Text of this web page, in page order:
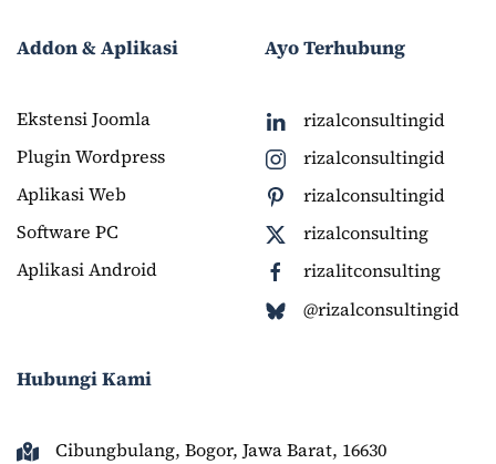
Addon & Aplikasi
Ekstensi Joomla
Plugin Wordpress
Aplikasi Web
Software PC
Aplikasi Android
Ayo Terhubung
rizalconsultingid
rizalconsultingid
rizalconsultingid
rizalconsulting
rizalitconsulting
@rizalconsultingid
Hubungi Kami
Cibungbulang, Bogor, Jawa Barat, 16630